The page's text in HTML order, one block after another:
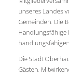
unseres Landes
Gemeinden. Die
Die Stadt
Gästen,